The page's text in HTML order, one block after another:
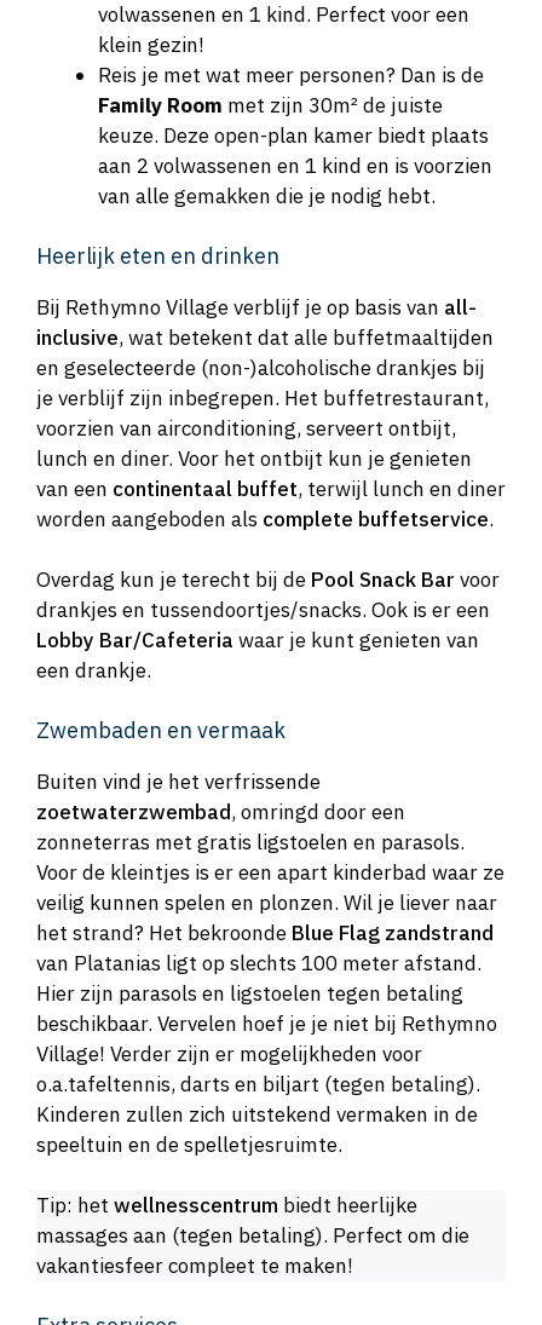
volwassenen en 1 kind. Perfect voor een
klein gezin!
Reis je met wat meer personen? Dan is de
Family Room met zijn 30m² de juiste
keuze. Deze open-plan kamer biedt plaats
aan 2 volwassenen en 1 kind en is voorzien
van alle gemakken die je nodig hebt.
Heerlijk eten en drinken
Bij Rethymno Village verblijf je op basis van all-
inclusive, wat betekent dat alle buffetmaaltijden
en geselecteerde (non-)alcoholische drankjes bij
je verblijf zijn inbegrepen. Het buffetrestaurant,
voorzien van airconditioning, serveert ontbijt,
lunch en diner. Voor het ontbijt kun je genieten
van een continentaal buffet, terwijl lunch en diner
worden aangeboden als complete buffetservice.
Overdag kun je terecht bij de Pool Snack Bar voor
drankjes en tussendoortjes/snacks. Ook is er een
Lobby Bar/Cafeteria waar je kunt genieten van
een drankje.
Zwembaden en vermaak
Buiten vind je het verfrissende
zoetwaterzwembad, omringd door een
zonneterras met gratis ligstoelen en parasols.
Voor de kleintjes is er een apart kinderbad waar ze
veilig kunnen spelen en plonzen. Wil je liever naar
het strand? Het bekroonde Blue Flag zandstrand
van Platanias ligt op slechts 100 meter afstand.
Hier zijn parasols en ligstoelen tegen betaling
beschikbaar. Vervelen hoef je je niet bij Rethymno
Village! Verder zijn er mogelijkheden voor
o.a.tafeltennis, darts en biljart (tegen betaling).
Kinderen zullen zich uitstekend vermaken in de
speeltuin en de spelletjesruimte.
Tip: het wellnesscentrum biedt heerlijke
massages aan (tegen betaling). Perfect om die
vakantiesfeer compleet te maken!